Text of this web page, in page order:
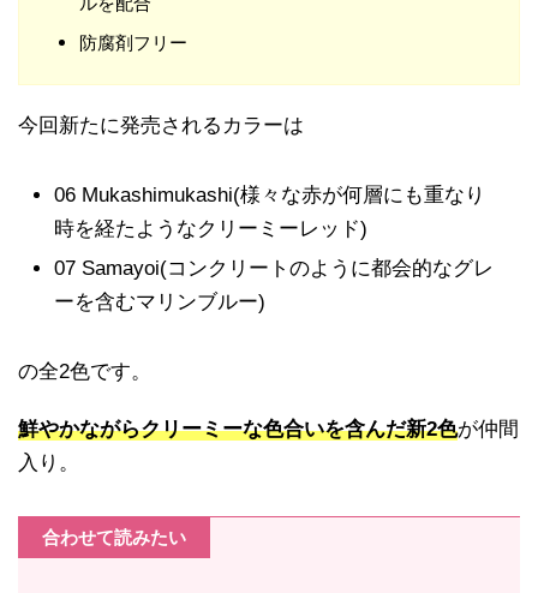
防腐剤フリー
今回新たに発売されるカラーは
06 Mukashimukashi(様々な赤が何層にも重なり
時を経たようなクリーミーレッド)
07 Samayoi(コンクリートのように都会的なグレ
ーを含むマリンブルー)
の全2色です。
鮮やかながらクリーミーな色合いを含んだ新2色が仲間
入り。
合わせて読みたい